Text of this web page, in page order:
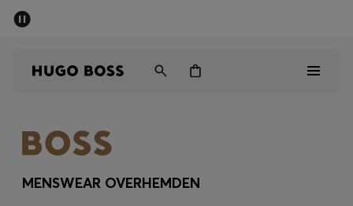
Heren
MENSWEAR OVERHEMDEN